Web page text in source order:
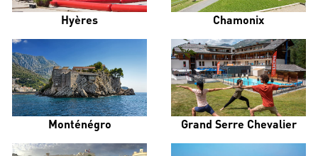
Hyères Chamonix
Monténégro Grand Serre Chevalier